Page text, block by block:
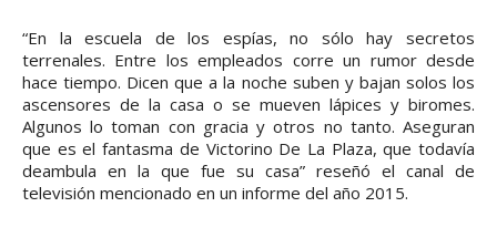
“En la escuela de los espías, no sólo hay secretos
terrenales. Entre los empleados corre un rumor desde
hace tiempo. Dicen que a la noche suben y bajan solos los
ascensores de la casa o se mueven lápices y biromes.
Algunos lo toman con gracia y otros no tanto. Aseguran
que es el fantasma de Victorino De La Plaza, que todavía
deambula en la que fue su casa” reseñó el canal de
televisión mencionado en un informe del año 2015.